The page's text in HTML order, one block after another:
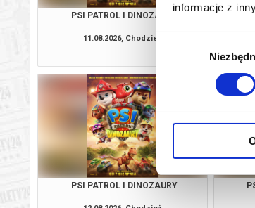
informacje z
Wybór
PSI PATROL I DINOZAURY
11.08.2026, Chodzież
PSI PATROL I DINOZAURY